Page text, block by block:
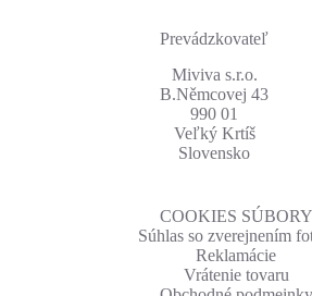
Prevádzkovateľ
Miviva s.r.o.
B.Němcovej 43
990 01
Veľký Krtíš
Slovensko
COOKIES SÚBORY
Súhlas so zverejnením
Reklamácie
Vrátenie tovaru